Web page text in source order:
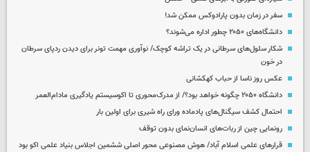
سفر در زمان بدون پارادوکس ممکن شد!
دانشگاه‌های ۲۰۵۰ چطور اداره می‌شوند؟
شکار سلول‌های سرطانی در یک تراشه کوچک/ نوآوری مهمت تونر برای دیدن ردپای سرطان
در خون
عکس روز ناسا از حباب کهکشانی
دانشگاه ۲۰۵۰ چگونه خواهد بود؟/ از مدرک‌محوری تا اکوسیستم یادگیری مادام‌العمر
احتمال کشف سیگنال‌های پادماده ورای راه شیری برای اولین بار
رونمایی چین از ربات‌های انسان‌نمای بدون توقف
قرارهای علمی اسلام آباد/ هوش مصنوعی محور اصلی ششمین اجلاس بنیاد علمی اکو بود